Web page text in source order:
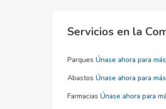
Servicios en la
Parques Únase ahora para
Abastos Únase ahora para
Farmacias Únase ahora para